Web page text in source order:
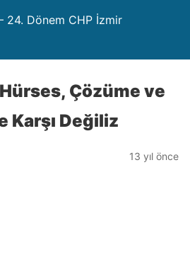
24. Dönem CHP İzmir
Çözüme ve
Karşı Değiliz
13 yıl önce